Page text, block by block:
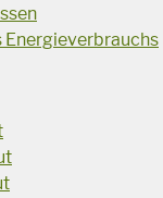
Energieverbrauchs